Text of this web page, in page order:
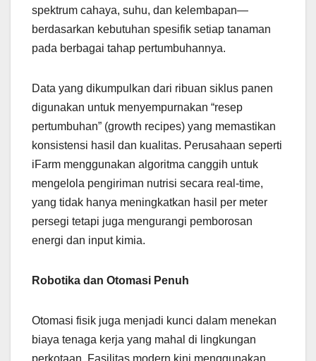
spektrum cahaya, suhu, dan kelembapan—
berdasarkan kebutuhan spesifik setiap tanaman
pada berbagai tahap pertumbuhannya.
Data yang dikumpulkan dari ribuan siklus panen
digunakan untuk menyempurnakan “resep
pertumbuhan” (growth recipes) yang memastikan
konsistensi hasil dan kualitas. Perusahaan seperti
iFarm menggunakan algoritma canggih untuk
mengelola pengiriman nutrisi secara real-time,
yang tidak hanya meningkatkan hasil per meter
persegi tetapi juga mengurangi pemborosan
energi dan input kimia.
Robotika dan Otomasi Penuh
Otomasi fisik juga menjadi kunci dalam menekan
biaya tenaga kerja yang mahal di lingkungan
perkotaan. Fasilitas modern kini menggunakan